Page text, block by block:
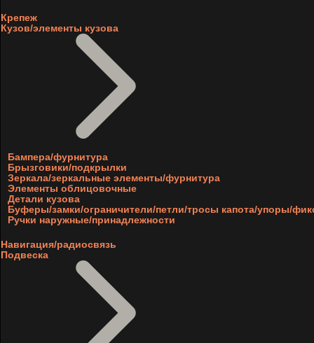
Крепеж
Кузов/элементы кузова
Бампера/фурнитура
Брызговики/подкрылки
Зеркала/зеркальные элементы/фурнитура
Элементы облицовочные
Детали кузова
Буферы/замки/ограничители/петли/тросы капота/упоры/
Ручки наружные/принадлежности
Навигация/радиосвязь
Подвеска